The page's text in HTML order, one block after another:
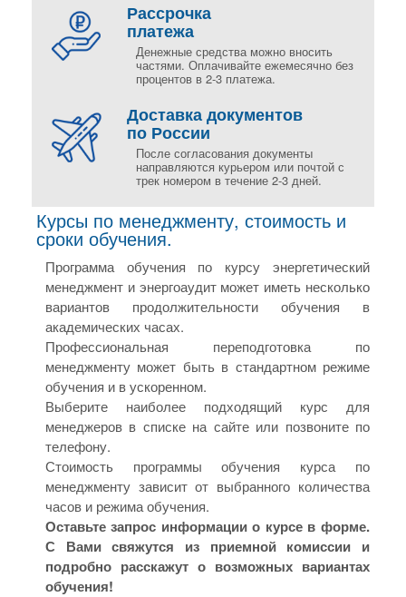
Рассрочка
платежа
Денежные средства можно вносить
частями. Оплачивайте ежемесячно без
процентов в 2-3 платежа.
Доставка документов
по России
После согласования документы
направляются курьером или почтой с
трек номером в течение 2-3 дней.
Курсы по менеджменту, стоимость и
сроки обучения.
Программа обучения по курсу энергетический
менеджмент и энергоаудит может иметь несколько
вариантов продолжительности обучения в
академических часах.
Профессиональная переподготовка по
менеджменту может быть в стандартном режиме
обучения и в ускоренном.
Выберите наиболее подходящий курс для
менеджеров в списке на сайте или позвоните по
телефону.
Стоимость программы обучения курса по
менеджменту зависит от выбранного количества
часов и режима обучения.
Оставьте запрос информации о курсе в форме.
С Вами свяжутся из приемной комиссии и
подробно расскажут о возможных вариантах
обучения!